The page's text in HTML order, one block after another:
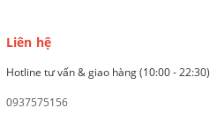
Liên hệ
Hotline tư vấn & giao hàng (10:00 - 22:30)
0937575156